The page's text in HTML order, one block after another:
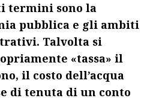
termini sono la
pubblica e gli ambiti
Talvolta si
«tassa» il
il costo dell’acqua
di tenuta di un conto